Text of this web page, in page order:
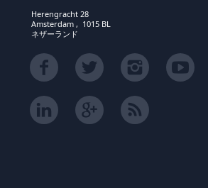
Herengracht 28
Amsterdam , 1015 BL
ネザーランド